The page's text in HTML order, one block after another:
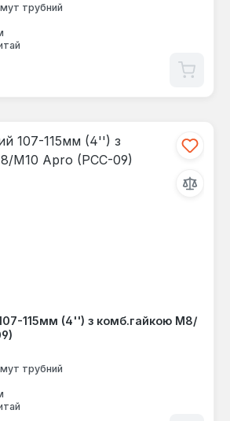
трубний
115мм (4'') з комб.гайкою М8/
трубний